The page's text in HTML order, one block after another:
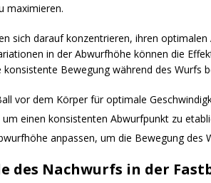
maximieren.
sich darauf konzentrieren, ihren
in der Abwurfhöhe können die
konsistente Bewegung während des Wurfs
vor dem Körper für optimale
um einen konsistenten Abwurfpunkt zu
anpassen, um die Bewegung des
des Nachwurfs in der